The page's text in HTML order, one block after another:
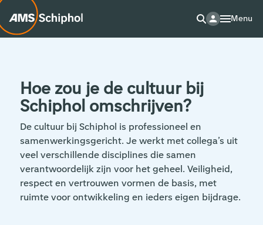
Menu
Hoe zou je de cultuur bij
Schiphol omschrijven?
De cultuur bij Schiphol is professioneel en
samenwerkingsgericht. Je werkt met collega’s uit
veel verschillende disciplines die samen
verantwoordelijk zijn voor het geheel. Veiligheid,
respect en vertrouwen vormen de basis, met
ruimte voor ontwikkeling en ieders eigen bijdrage.